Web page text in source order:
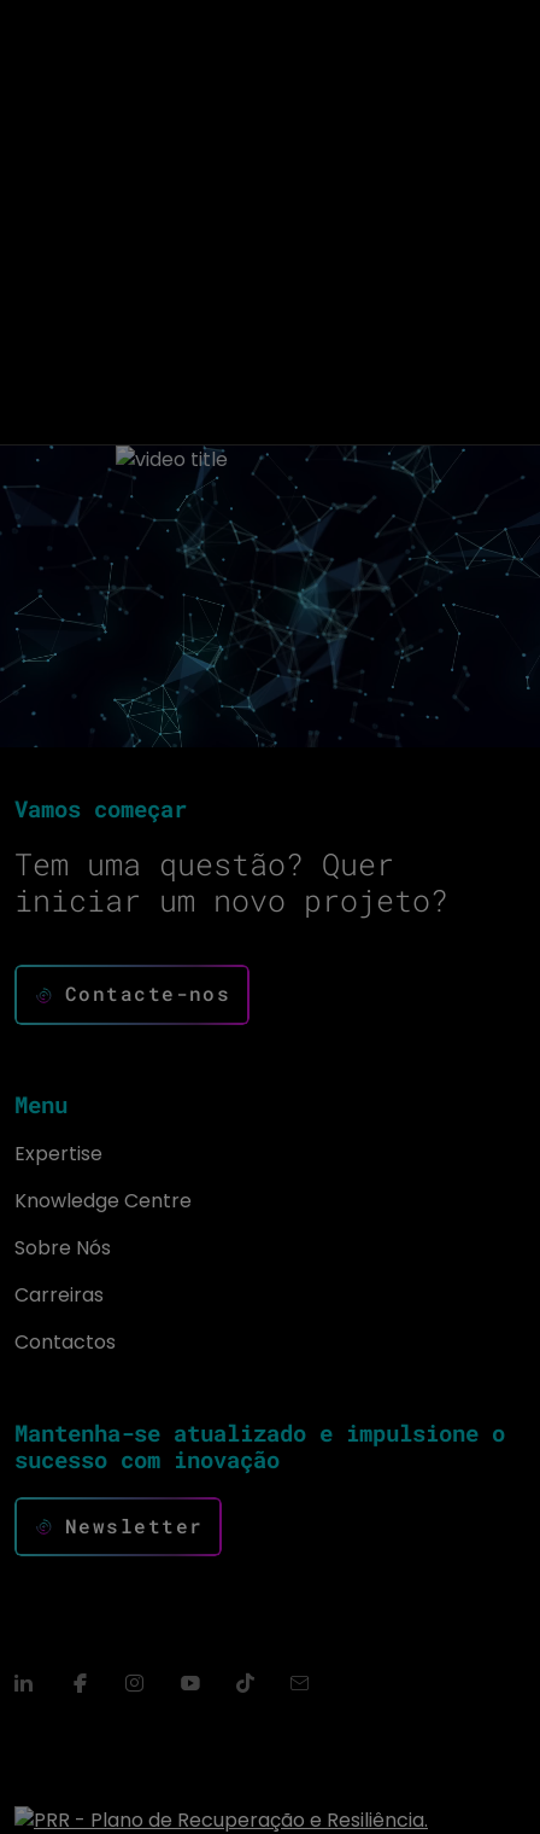
Vamos começar
Tem uma questão? Quer
iniciar um novo projeto?
Contacte-nos
Menu
Expertise
Knowledge Centre
Sobre Nós
Carreiras
Contactos
Mantenha-se atualizado e impulsione o
sucesso com inovação
Newsletter